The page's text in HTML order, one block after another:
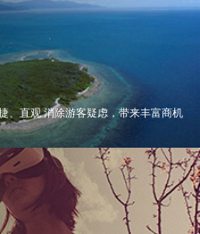
、直观 消除游客疑虑，带来丰富商机